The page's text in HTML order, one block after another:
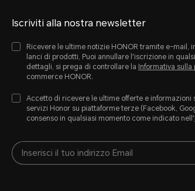
Iscriviti alla nostra newsletter
Ricevere le ultime notizie HONOR tramite e-mail,
lanci di prodotti, Puoi annullare l'iscrizione in
dettagli, si prega di controllare la Informativa sulla
commerce HONOR.
Accetto di ricevere le ultime offerte e informazioni
servizi Honor su piattaforme terze (Facebook,
consenso in qualsiasi momento come indicato nell'